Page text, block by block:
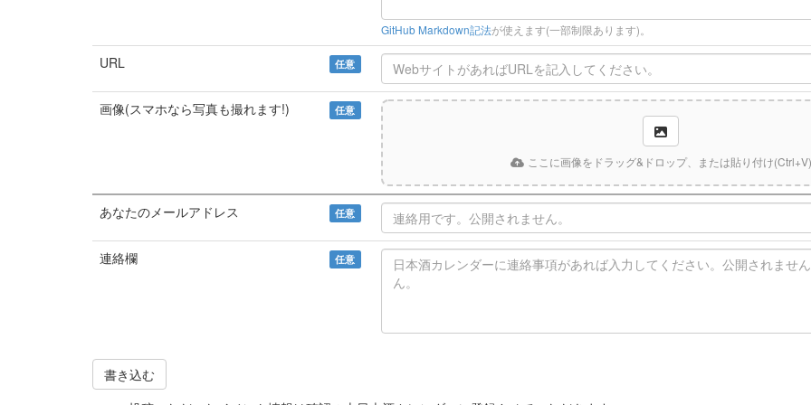
GitHub Markdown記法が使えます(一部制限あります)。
URL 任意
画像(スマホなら写真も撮れます!) 任意
ここに画像をドラッグ&ドロップ、または貼り付け(Ctrl+V)
あなたのメールアドレス 任意
連絡欄 任意
書き込む